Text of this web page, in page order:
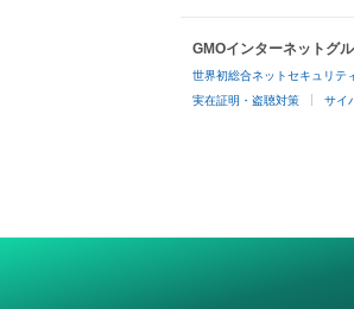
GMOインターネットグ
世界初総合ネットセキュリテ
実在証明・盗聴対策 サイ